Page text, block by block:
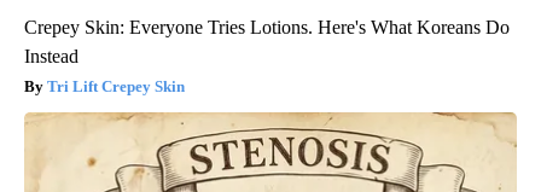
Crepey Skin: Everyone Tries Lotions. Here's What Koreans Do
Instead
Tri Lift Crepey Skin